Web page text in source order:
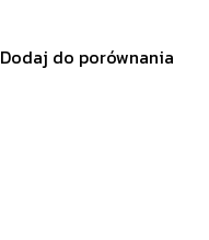
Dodaj do porównania